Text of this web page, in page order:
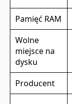
Pamięć RAM
Wolne
miejsce na
dysku
Producent